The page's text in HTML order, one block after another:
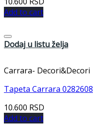
Add to cart
Dodaj u listu želja
Carrara- Decori&Decori
Tapeta Carrara 0282608
10.600 RSD
Add to cart